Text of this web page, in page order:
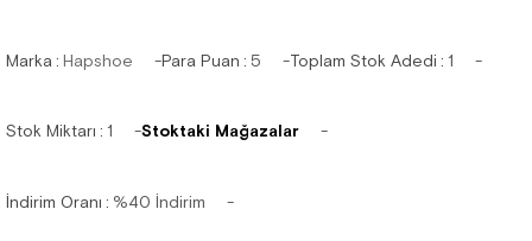
Marka : Hapshoe Para Puan : 5 Toplam Stok Adedi : 1
Stok Miktarı : 1 Stoktaki Mağazalar
İndirim Oranı : %40 İndirim